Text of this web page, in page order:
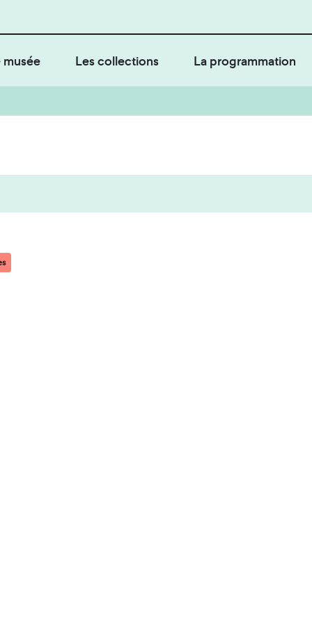
musée Les collections La programmation